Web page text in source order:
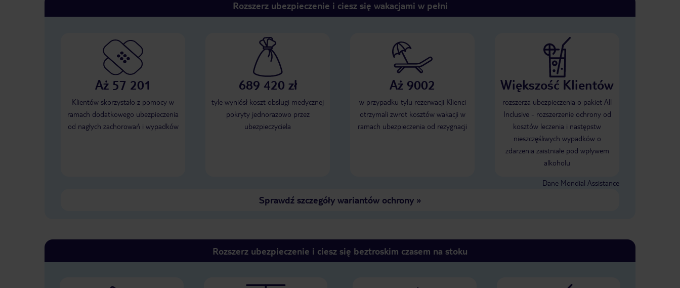
Rozszerz ubezpieczenie i ciesz się wakacjami w pełni
Aż 57 201
Klientów skorzystało z pomocy w
ramach dodatkowego ubezpieczenia
od nagłych zachorowań i wypadków
689 420 zł
tyle wyniósł koszt obsługi medycznej
pokryty jednorazowo przez
ubezpieczyciela
Aż 9002
w przypadku tylu rezerwacji Klienci
otrzymali zwrot kosztów wakacji w
ramach ubezpieczenia od rezygnacji
Większość Klientów
rozszerza ubezpieczenia o pakiet All
Inclusive - rozszerzenie ochrony od
kosztów leczenia i następstw
nieszczęśliwych wypadków o
zdarzenia zaistniałe pod wpływem
alkoholu
Dane Mondial Assistance
Sprawdź szczegóły wariantów ochrony»
Rozszerz ubezpieczenie i ciesz się beztroskim czasem na stoku